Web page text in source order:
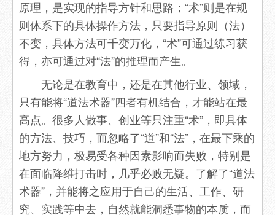
原理，是实现的指导方针和思路；“术”则是在规
则体系下的具体操作方法，只要指导原则（法）
不变，具体方法可千变万化，“术”可通过练习获
得，亦可通过对“法”的推理而产生。
无论是在教育中，还是在其他行业、领域，
只有能将“道法术器”四者有机结合，才能站在最
高点。很多人做事、创业等只注重“术”，即具体
的方法、技巧，而忽略了“道”和“法”，在最下乘的
地方努力，极易受各种因素影响而失败，特别是
在面临降维打击时，几乎必败无疑。了解了“道法
术器”，并能将之应用于自己的生活、工作、研
究、实践等中去，自然就能洞悉事物的本质，而